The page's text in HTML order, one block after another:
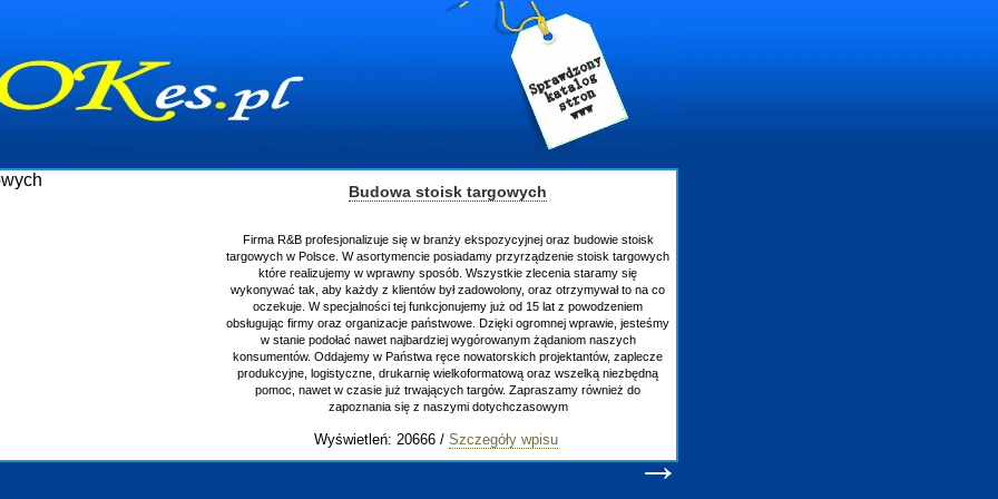
Budowa stoisk targowych
Firma R&B profesjonalizuje się w branży ekspozycyjnej oraz budowie stoisk
targowych w Polsce. W asortymencie posiadamy przyrządzenie stoisk targowych
które realizujemy w wprawny sposób. Wszystkie zlecenia staramy się
wykonywać tak, aby każdy z klientów był zadowolony, oraz otrzymywał to na co
oczekuje. W specjalności tej funkcjonujemy już od 15 lat z powodzeniem
obsługując firmy oraz organizacje państwowe. Dzięki ogromnej wprawie, jesteśmy
w stanie podołać nawet najbardziej wygórowanym żądaniom naszych
konsumentów. Oddajemy w Państwa ręce nowatorskich projektantów, zaplecze
produkcyjne, logistyczne, drukarnię wielkoformatową oraz wszelką niezbędną
pomoc, nawet w czasie już trwających targów. Zapraszamy również do
zapoznania się z naszymi dotychczasowym
Wyświetleń: 20666 /Szczegóły wpisu
→